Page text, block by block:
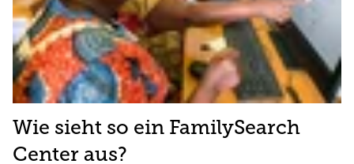
Wie sieht so ein FamilySearch
Center aus?